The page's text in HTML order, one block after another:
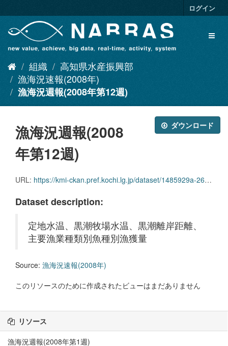
キ
ログイン
組織
高知県水産振興部
漁海況速報(2008年)
漁海況週報(2008年第12週)
ダウンロード
漁海況週報(2008
年第12週)
URL: https://kmi-ckan.pref.kochi.lg.jp/dataset/1485929a-2625-4223-8665-751a6710eade/resource/f8c9580b-22f5-4697-89f6-0b19d4bbe1a0/download/ryoukaikyoushuuhou2008nendai12shuu.pdf
Dataset description:
定地水温、黒潮牧場水温、黒潮離岸距離、
主要漁業種類別魚種別漁獲量
Source: 漁海況速報(2008年)
このリソースのために作成されたビューはまだありません
リソース
漁海況週報(2008年第1週)